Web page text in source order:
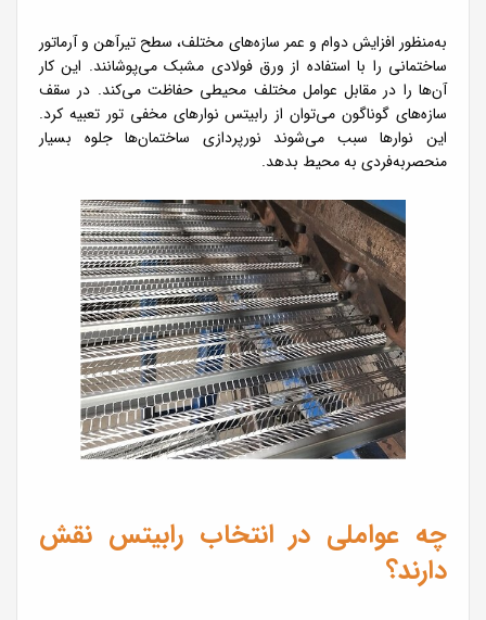
به‌منظور افزایش دوام و عمر سازه‌های مختلف، سطح تیرآهن و آرماتور
ساختمانی را با استفاده از ورق فولادی مشبک می‌پوشانند. این کار
آن‌ها را در مقابل عوامل مختلف محیطی حفاظت می‌کند. در سقف
سازه‌های گوناگون می‌توان از رابیتس نوارهای مخفی تور تعبیه کرد.
این نوارها سبب می‌شوند نورپردازی ساختمان‌ها جلوه بسیار
منحصربه‌فردی به محیط بدهد.
چه عواملی در انتخاب رابیتس نقش
دارند؟